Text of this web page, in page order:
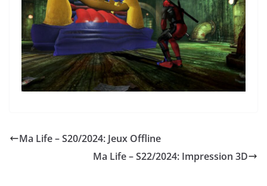
Ma Life – S20/2024: Jeux Offline
Ma Life – S22/2024: Impression 3D